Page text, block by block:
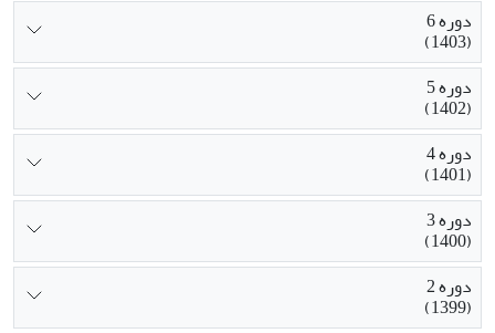
دوره 6
(1403)
دوره 5
(1402)
دوره 4
(1401)
دوره 3
(1400)
دوره 2
(1399)